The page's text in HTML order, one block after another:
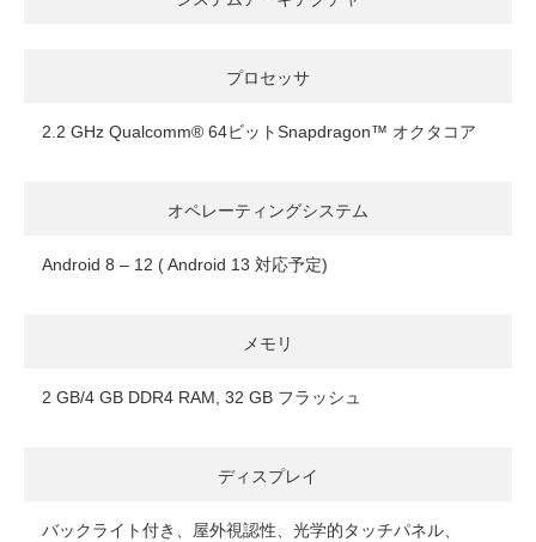
プロセッサ
2.2 GHz Qualcomm® 64ビットSnapdragon™ オクタコア
オペレーティングシステム
Android 8 – 12 ( Android 13 対応予定)
メモリ
2 GB/4 GB DDR4 RAM, 32 GB フラッシュ
ディスプレイ
バックライト付き、屋外視認性、光学的タッチパネル、